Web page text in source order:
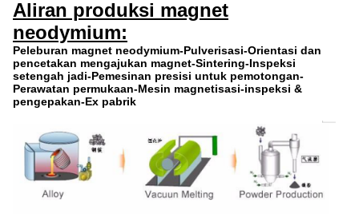
Aliran produksi magnet
neodymium:
Peleburan magnet neodymium-Pulverisasi-Orientasi dan
pencetakan mengajukan magnet-Sintering-Inspeksi
setengah jadi-Pemesinan presisi untuk pemotongan-
Perawatan permukaan-Mesin magnetisasi-inspeksi &
pengepakan-Ex pabrik